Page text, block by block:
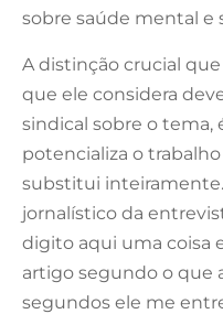
sobre saúde mental e
A distinção crucial
que ele considera
sindical sobre o
potencializa o
substitui
jornalístico da
digito aqui uma coisa
artigo segundo o que
segundos ele me